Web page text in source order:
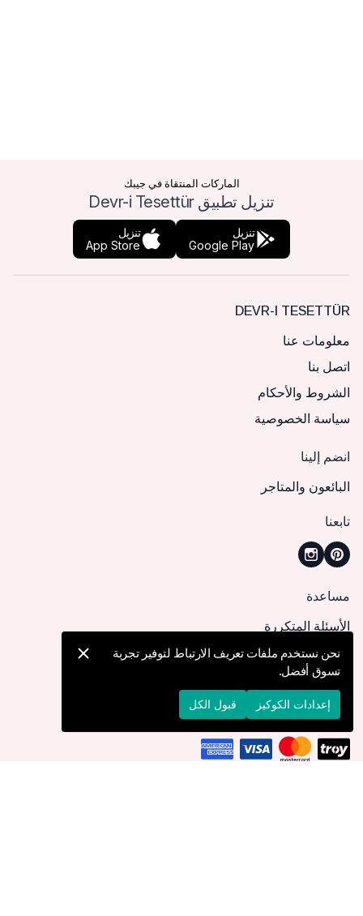
الماركات المنتقاة في جيبك
تنزيل تطبيق Devr-i Tesettür
تنزيل
Google Play
تنزيل
App Store
DEVR-I TESETTÜR
معلومات عنا
اتصل بنا
الشروط والأحكام
سياسة الخصوصية
انضم إلينا
البائعون والمتاجر
تابعنا
مساعدة
الأسئلة المتكررة
كيف يمكنني تقديم طلب؟
الشحن والتوصيل
الإرجاع والإلغاء
نحن نستخدم ملفات تعريف الارتباط لتوفير تجربة
تسوق أفضل.
إعدادات الكوكيز قبول الكل